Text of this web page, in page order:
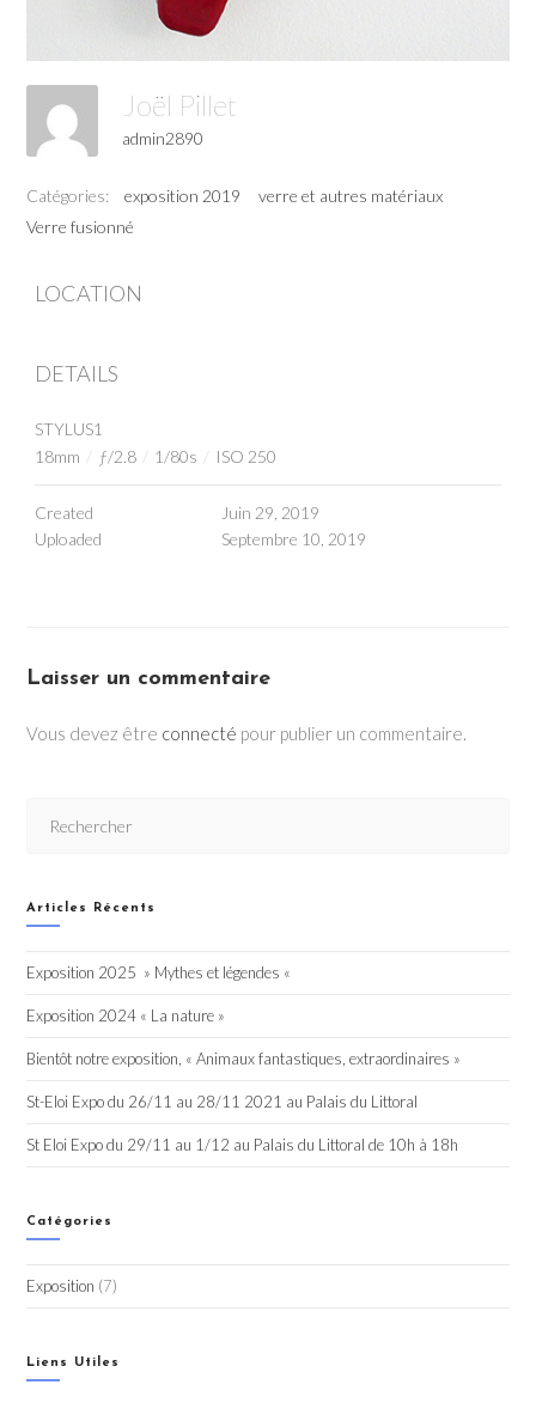
Joël Pillet
admin2890
Catégories: exposition 2019
verre et autres matériaux
Verre fusionné
LOCATION
DETAILS
STYLUS1
18mm / ƒ/2.8 / 1/80s / ISO 250
Created
Juin 29, 2019
Uploaded
Septembre 10, 2019
Laisser un commentaire
Vous devez être connecté pour publier un commentaire.
Articles Récents
Exposition 2025 » Mythes et légendes «
Exposition 2024 « La nature »
Bientôt notre exposition, « Animaux fantastiques, extraordinaires »
St-Eloi Expo du 26/11 au 28/11 2021 au Palais du Littoral
St Eloi Expo du 29/11 au 1/12 au Palais du Littoral de 10h à 18h
Catégories
Exposition (7)
Liens Utiles